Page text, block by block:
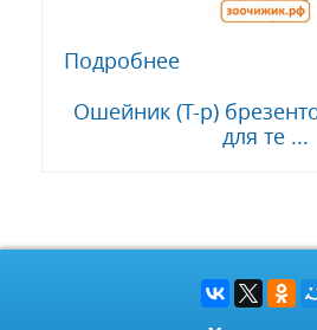
Подробнее
Ошейник (Т-р)
для те ...